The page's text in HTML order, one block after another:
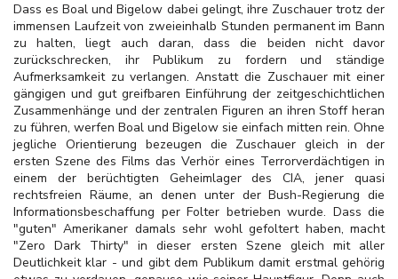
Dass es Boal und Bigelow dabei gelingt, ihre Zuschauer trotz der
immensen Laufzeit von zweieinhalb Stunden permanent im Bann
zu halten, liegt auch daran, dass die beiden nicht davor
zurückschrecken, ihr Publikum zu fordern und ständige
Aufmerksamkeit zu verlangen. Anstatt die Zuschauer mit einer
gängigen und gut greifbaren Einführung der zeitgeschichtlichen
Zusammenhänge und der zentralen Figuren an ihren Stoff heran
zu führen, werfen Boal und Bigelow sie einfach mitten rein. Ohne
jegliche Orientierung bezeugen die Zuschauer gleich in der
ersten Szene des Films das Verhör eines Terrorverdächtigen in
einem der berüchtigten Geheimlager des CIA, jener quasi
rechtsfreien Räume, an denen unter der Bush-Regierung die
Informationsbeschaffung per Folter betrieben wurde. Dass die
"guten" Amerikaner damals sehr wohl gefoltert haben, macht
"Zero Dark Thirty" in dieser ersten Szene gleich mit aller
Deutlichkeit klar - und gibt dem Publikum damit erstmal gehörig